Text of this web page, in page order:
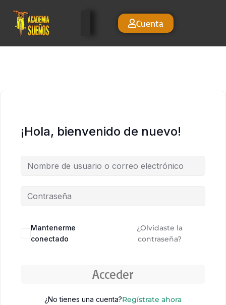
Cuenta
¡Hola, bienvenido de nuevo!
Mantenerme
conectado
¿Olvidaste la
contraseña?
Acceder
¿No tienes una cuenta?Regístrate ahora